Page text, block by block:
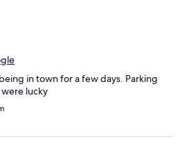
in town for a few days. Parking
lucky